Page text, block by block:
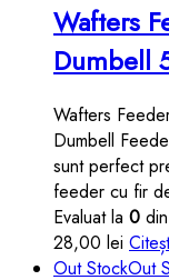
Wafters
Dumbell
Wafters
Dumbell
sunt perfect
feeder cu fir
Evaluat la 0
28,00 lei
Out StockOut